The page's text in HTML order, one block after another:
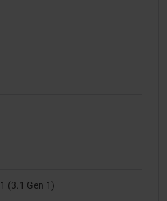
(3.1 Gen 1)